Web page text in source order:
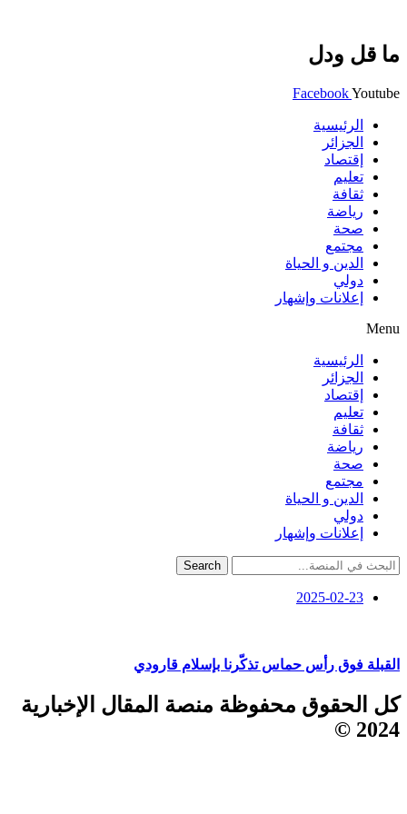
ما قل ودل
FacebookYoutube
الرئيسية
الجزائر
إقتصاد
تعليم
ثقافة
رياضة
صحة
مجتمع
الدين و الحياة
دولي
إعلانات وإشهار
Menu
الرئيسية
الجزائر
إقتصاد
تعليم
ثقافة
رياضة
صحة
مجتمع
الدين و الحياة
دولي
إعلانات وإشهار
Search
2025-02-23
القبلة فوق رأس حماس تذكّرنا بإسلام قارودي
كل الحقوق محفوظة منصة المقال الإخبارية
2024 ©